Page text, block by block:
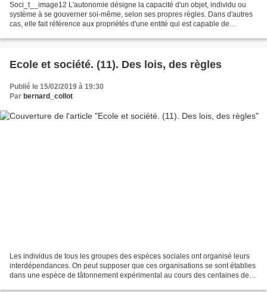
Soci_t__image12 L'autonomie désigne la capacité d'un objet, individu ou
système à se gouverner soi-même, selon ses propres règles. Dans d'autres
cas, elle fait référence aux propriétés d'une entité qui est capable de
Ecole et société. (11). Des lois, des règles
Publié le 15/02/2019 à 19:30
Par bernard_collot
Les individus de tous les groupes des espèces sociales ont organisé leurs
interdépendances. On peut supposer que ces organisations se sont établies
dans une espèce de tâtonnement expérimental au cours des centaines de